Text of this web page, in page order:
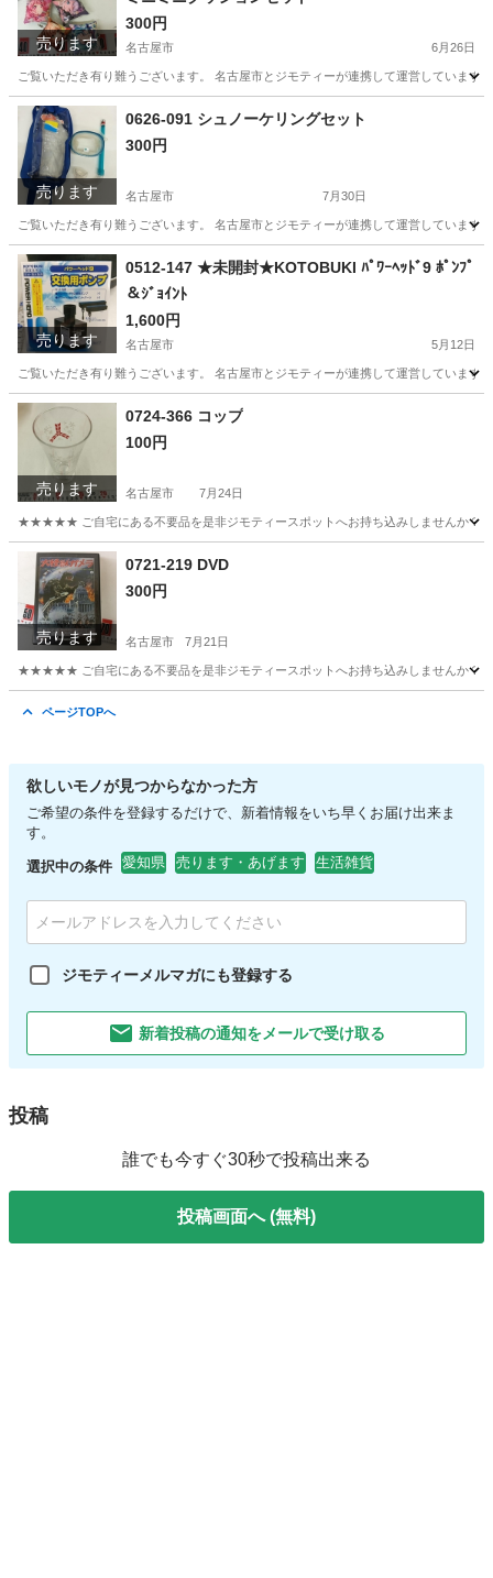
売ります
300円
名古屋市 6月26日
ご覧いただき有り難うございます。 名古屋市とジモティーが連携して運営してい
愛知 名古屋市 リユース
売ります
0626-091 シュノーケリングセット
300円
名古屋市 7月30日
ご覧いただき有り難うございます。 名古屋市とジモティーが連携して運営してい
愛知 名古屋市 マリンスポーツ リユース
売ります
0512-147 ★未開封★KOTOBUKI ﾊﾟﾜｰﾍｯﾄﾞ9 ﾎﾟﾝﾌﾟ
＆ｼﾞｮｲﾝﾄ
1,600円
名古屋市 5月12日
ご覧いただき有り難うございます。 名古屋市とジモティーが連携して運営してい
愛知 名古屋市 リユース
売ります
0724-366 コップ
100円
名古屋市 7月24日
★★★★★ ご自宅にある不要品を是非ジモティースポットへお持ち込みしませんか？
愛知 名古屋市
売ります
0721-219 DVD
300円
名古屋市 7月21日
★★★★★ ご自宅にある不要品を是非ジモティースポットへお持ち込みしませんか？
ページTOPへ
欲しいモノが見つからなかった方
ご希望の条件を登録するだけで、新着情報をいち早くお届け出来ま
す。
選択中の条件 愛知県 売ります・あげます 生活雑貨
ジモティーメルマガにも登録する
新着投稿の通知をメールで受け取る
投稿
誰でも今すぐ30秒で投稿出来る
投稿画面へ (無料)